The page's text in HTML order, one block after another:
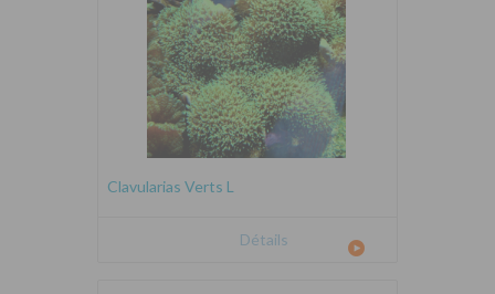
Clavularias Verts L
Détails